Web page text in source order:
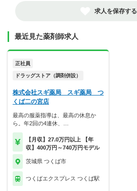
求人を保存する
最近見た薬剤師求人
正社員
ドラッグストア（調剤併設）
株式会社スギ薬局 スギ薬局 つ
くば二の宮店
最高の服薬指導は、最高の休息か
ら。年2回の4連休、…
【月収】27.0万円以上 【年
収】400万円～740万円モデル
茨城県 つくば市
つくばエクスプレス つくば駅